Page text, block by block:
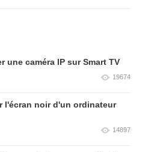
une caméra IP sur Smart TV
19674
l'écran noir d'un ordinateur
14897